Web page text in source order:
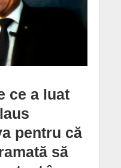
ce a luat
pentru că
să